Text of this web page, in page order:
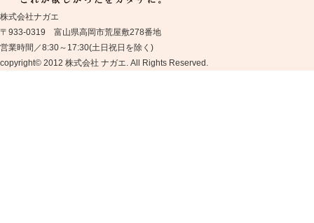
株式会社ナガエ
〒933-0319 富山県高岡市荒屋敷278番地
営業時間／8:30～17:30(土日祝日を除く)
copyright© 2012 株式会社 ナガエ. All Rights Reserved.